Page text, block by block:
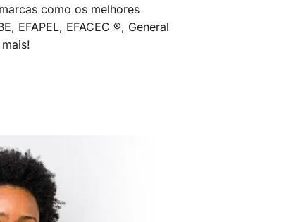
como os melhores
EFAPEL, EFACEC ®, General